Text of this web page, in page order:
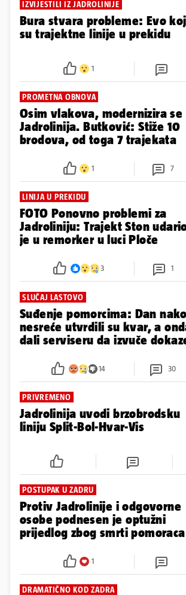
IZVIJESTILI IZ JADROLINIJE
Bura stvara probleme: Evo
su trajektne linije u prekidu
1
PROMETNA OBNOVA
Osim vlakova, modernizira se
Jadrolinija. Butković: Stiže 10
brodova, od toga 7 trajekata
1 7
LINIJA U PREKIDU
FOTO Ponovno problemi za
Jadroliniju: Trajekt Ston
je u remorker u luci Ploče
3 1
SLUČAJ LASTOVO
Suđenje pomorcima: Dan
nesreće utvrdili su kvar, a
dali serviseru da izvuče
14 30
PRIVREMENO
Jadrolinija uvodi brzobrodsku
liniju Split-Bol-Hvar-Vis
POSTUPAK U ZADRU
Protiv Jadrolinije i odgovorne
osobe podnesen je optužni
prijedlog zbog smrti pomoraca
1
DRAMATIČNO KOD ZADRA